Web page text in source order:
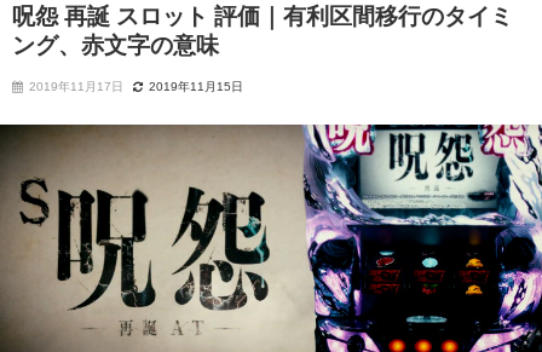
呪怨 再誕 スロット 評価｜有利区間移行のタイミ
ング、赤文字の意味
2019年11月17日 2019年11月15日